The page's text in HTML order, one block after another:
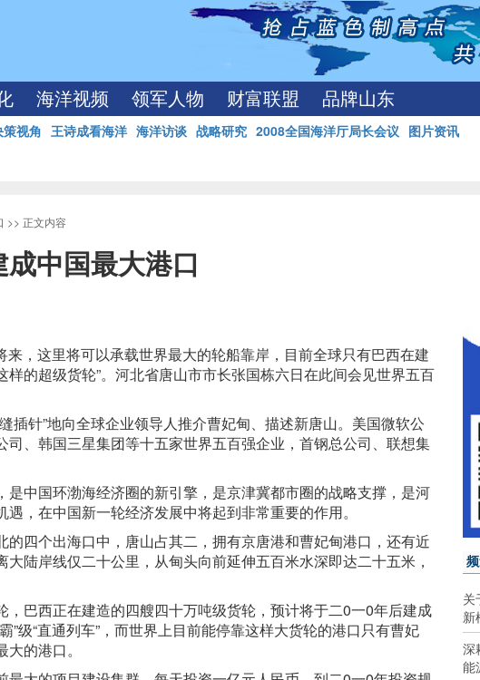
海洋视频 领军人物 财富联盟 品牌山东
策视角 王诗成看海洋 海洋访谈 战略研究 2008全国海洋厅局长会议 图片资讯
>> 正文内容
中国最大港口
，这里将可以承载世界最大的轮船靠岸，目前全球只有巴西在建
的超级货轮”。河北省唐山市市长张国栋六日在此间会见世界五百
插针”地向全球企业领导人推介曹妃甸、描述新唐山。美国微软公
、韩国三星集团等十五家世界五百强企业，首钢总公司、联想集
中国环渤海经济圈的新引擎，是京津冀都市圈的战略支撑，是河
，在中国新一轮经济发展中将起到非常重要的作用。
四个出海口中，唐山占其二，拥有京唐港和曹妃甸港口，还有近
陆岸线仅二十公里，从甸头向前延伸五百米水深即达二十五米，
巴西正在建造的四艘四十万吨级货轮，预计将于二0一0年后建成
级“直通列车”，而世界上目前能停靠这样大货轮的港口只有曹妃
的港口。
关
新
深
能